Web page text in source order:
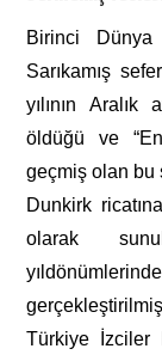
Birinci Dünya
Sarıkamış
yılının
öldüğü ve
geçmiş olan bu
Dunkirk
olarak
Türkiye İzciler